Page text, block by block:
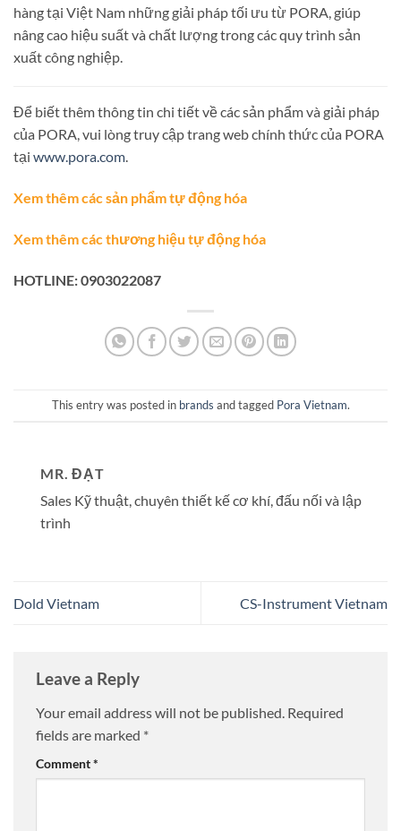
hàng tại Việt Nam những giải pháp tối ưu từ PORA, giúp
nâng cao hiệu suất và chất lượng trong các quy trình sản
xuất công nghiệp.
Để biết thêm thông tin chi tiết về các sản phẩm và giải pháp
của PORA, vui lòng truy cập trang web chính thức của PORA
tại www.pora.com.
Xem thêm các sản phẩm tự động hóa
Xem thêm các thương hiệu tự động hóa
HOTLINE: 0903022087
This entry was posted in brands and tagged Pora Vietnam.
MR. ĐẠT
Sales Kỹ thuật, chuyên thiết kế cơ khí, đấu nối và lập
trình
Dold Vietnam CS-Instrument Vietnam
Leave a Reply
Your email address will not be published. Required
fields are marked *
Comment*